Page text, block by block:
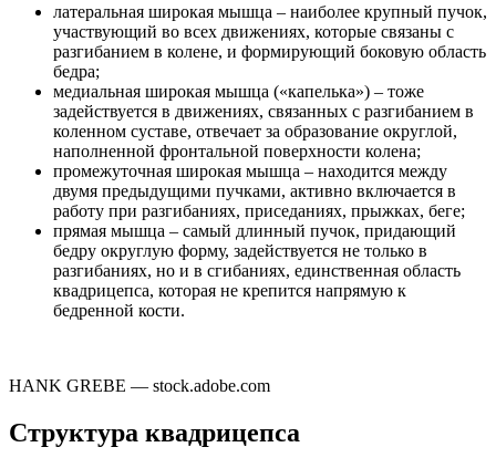
латеральная широкая мышца – наиболее крупный пучок,
участвующий во всех движениях, которые связаны с
разгибанием в колене, и формирующий боковую область
бедра;
медиальная широкая мышца («капелька») – тоже
задействуется в движениях, связанных с разгибанием в
коленном суставе, отвечает за образование округлой,
наполненной фронтальной поверхности колена;
промежуточная широкая мышца – находится между
двумя предыдущими пучками, активно включается в
работу при разгибаниях, приседаниях, прыжках, беге;
прямая мышца – самый длинный пучок, придающий
бедру округлую форму, задействуется не только в
разгибаниях, но и в сгибаниях, единственная область
квадрицепса, которая не крепится напрямую к
бедренной кости.
HANK GREBE — stock.adobe.com
Структура квадрицепса